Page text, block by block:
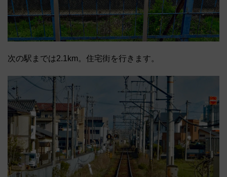
次の駅までは2.1km。住宅街を行きます。